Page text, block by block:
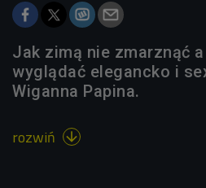
Jak zimą nie zmarznąć
wyglądać elegancko i
Wiganna Papina.
rozwiń 